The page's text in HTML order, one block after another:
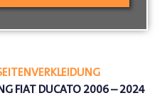
FIAT DUCATO 2006 – 2024